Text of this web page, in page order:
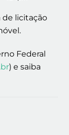
de licitação
Federal
) e saiba